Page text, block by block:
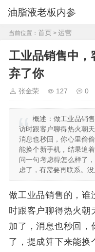
油脂液老板内参
当前位置： 首页 > 运营
工业品销售中，
弃了你
张金荣 127 0
概述： 做工业品销
访时跟客户聊得热火朝
消息也秒回，你心里偷
能换个新手机，结果追
问一句考虑得怎么样了
虑了，有需要再联系。
做工业品销售的，谁
时跟客户聊得热火朝
加了，消息也秒回，
了，提成算下来能换